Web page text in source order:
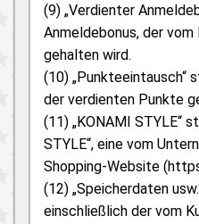
(9) „Verdienter
Anmeldebonus, der
gehalten wird.
(10) „Punkteeintausch“
der verdienten Punkte
(11) „KONAMI STYLE“
STYLE“, eine vom
Shopping-Website
(12) „Speicherdaten
einschließlich der vom